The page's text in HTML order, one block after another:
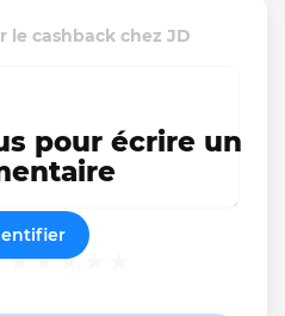
le cashback chez JD
pour écrire un